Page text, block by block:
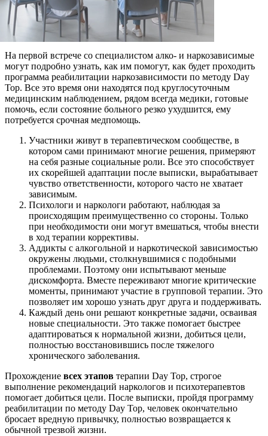
На первой встрече со специалистом алко- и наркозависимые
могут подробно узнать, как им помогут, как будет проходить
программа реабилитации наркозависимости по методу Day
Top. Все это время они находятся под круглосуточным
медицинским наблюдением, рядом всегда медики, готовые
помочь, если состояние больного резко ухудшится, ему
потребуется срочная медпомощь.
Участники живут в терапевтическом сообществе, в
котором сами принимают многие решения, примеряют
на себя разные социальные роли. Все это способствует
их скорейшей адаптации после выписки, вырабатывает
чувство ответственности, которого часто не хватает
зависимым.
Психологи и наркологи работают, наблюдая за
происходящим преимущественно со стороны. Только
при необходимости они могут вмешаться, чтобы внести
в ход терапии коррективы.
Аддикты с алкогольной и наркотической зависимостью
окружены людьми, столкнувшимися с подобными
проблемами. Поэтому они испытывают меньше
дискомфорта. Вместе переживают многие критические
моменты, принимают участие в групповой терапии. Это
позволяет им хорошо узнать друг друга и поддерживать.
Каждый день они решают конкретные задачи, осваивая
новые специальности. Это также помогает быстрее
адаптироваться к нормальной жизни, добиться цели,
полностью восстановившись после тяжелого
хронического заболевания.
Прохождение всех этапов терапии Day Top, строгое
выполнение рекомендаций наркологов и психотерапевтов
помогает добиться цели. После выписки, пройдя программу
реабилитации по методу Day Top, человек окончательно
бросает вредную привычку, полностью возвращается к
обычной трезвой жизни.